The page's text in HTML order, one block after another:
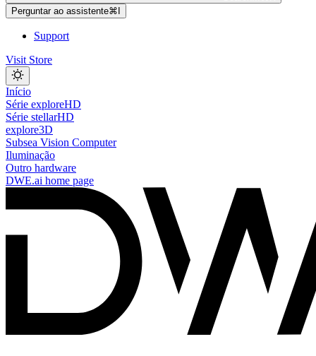
Perguntar ao assistente⌘
Support
Visit Store
Início
Série exploreHD
Série stellarHD
explore3D
Subsea Vision Computer
Iluminação
Outro hardware
DWE.ai home page